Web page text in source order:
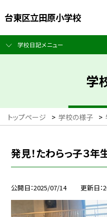
台東区立田原小学校
学校日記メニュー
学
トップページ > 学校の様子 >
発見！たわらっ子３年
公開日 2025/07/14 更新日